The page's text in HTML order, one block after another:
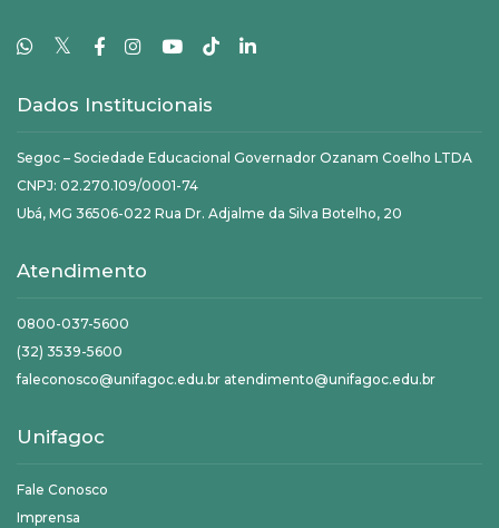
𝕏
Dados Institucionais
Segoc – Sociedade Educacional Governador Ozanam Coelho LTDA
CNPJ: 02.270.109/0001-74
Ubá, MG 36506-022 Rua Dr. Adjalme da Silva Botelho, 20
Atendimento
0800-037-5600
(32) 3539-5600
faleconosco@unifagoc.edu.br atendimento@unifagoc.edu.br
Unifagoc
Fale Conosco
Imprensa